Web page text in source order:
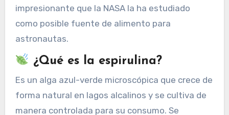
impresionante que la NASA la ha estudiado
como posible fuente de alimento para
astronautas.
¿Qué es la espirulina?
Es un alga azul-verde microscópica que crece de
forma natural en lagos alcalinos y se cultiva de
manera controlada para su consumo. Se